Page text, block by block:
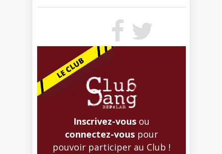
Inscrivez-vous ou
connectez-vous pour
pouvoir participer au Club !